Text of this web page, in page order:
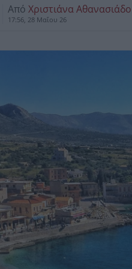
Από Χριστιάνα
17:56, 28 Μαΐου 26